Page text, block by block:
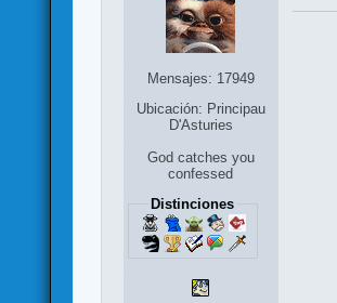
Mensajes: 17949
Ubicación: Principau
D'Asturies
God catches you
confessed
Distinciones